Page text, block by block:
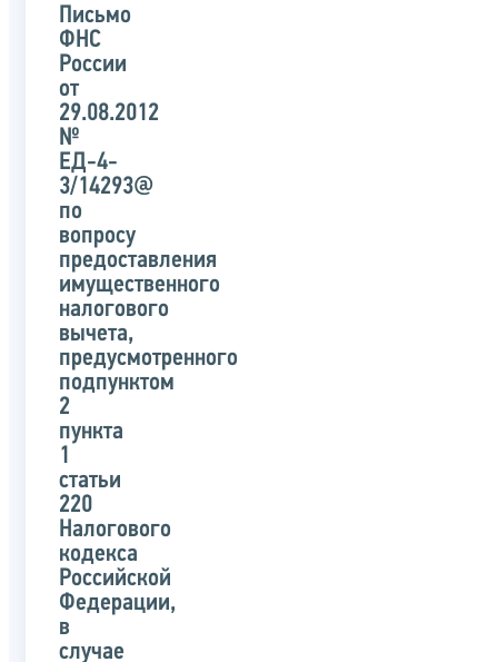
органом
указанного
письма
Письмо
ФНС
России
от
29.08.2012
№
ЕД-4-
3/14293@
по
вопросу
предоставления
имущественного
налогового
вычета,
предусмотренного
подпунктом
2
пункта
1
статьи
220
Налогового
кодекса
Российской
Федерации,
в
случае